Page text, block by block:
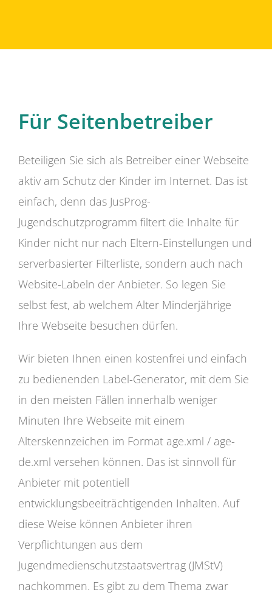
Für Seitenbetreiber
Beteiligen Sie sich als Betreiber einer Webseite
aktiv am Schutz der Kinder im Internet. Das ist
einfach, denn das JusProg-
Jugendschutzprogramm filtert die Inhalte für
Kinder nicht nur nach Eltern-Einstellungen und
serverbasierter Filterliste, sondern auch nach
Website-Labeln der Anbieter. So legen Sie
selbst fest, ab welchem Alter Minderjährige
Ihre Webseite besuchen dürfen.
Wir bieten Ihnen einen kostenfrei und einfach
zu bedienenden Label-Generator, mit dem Sie
in den meisten Fällen innerhalb weniger
Minuten Ihre Webseite mit einem
Alterskennzeichen im Format age.xml / age-
de.xml versehen können. Das ist sinnvoll für
Anbieter mit potentiell
entwicklungsbeeiträchtigenden Inhalten. Auf
diese Weise können Anbieter ihren
Verpflichtungen aus dem
Jugendmedienschutzstaatsvertrag (JMStV)
nachkommen. Es gibt zu dem Thema zwar